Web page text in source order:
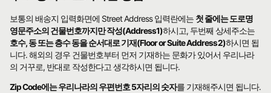
보통의 배송지 입력화면에 Street Address 입력란에는 첫 줄에는 도로명
영문주소의 건물번호까지만 작성(Address1)하시고, 두번째 상세주소는
호수, 동 또는 층수 동을 순서대로 기재(Floor or Suite Address2)하시면 됩
니다. 해외의 경우 건물번호부터 먼저 기재하는 문화가 있어서 우리나라
의 거꾸로, 반대로 작성한다고 생각하시면 됩니다.
Zip Code에는 우리나라의 우편번호 5자리의 숫자를 기재해주시면 됩니다.